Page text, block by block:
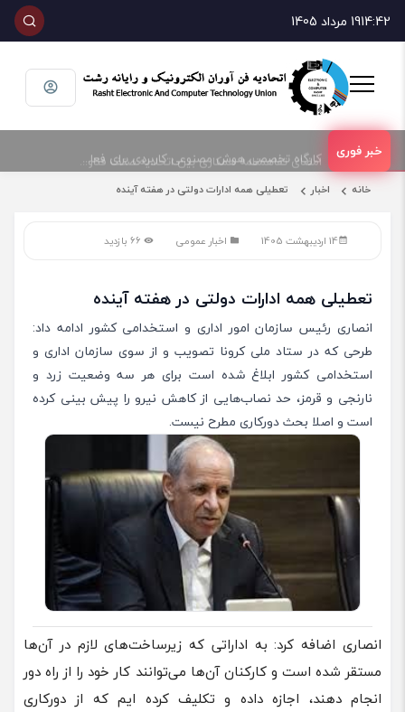
14:4219 مرداد 1405
کارگاه تخصصی هوش مصنوعی کاربردی برای فعالان حوزه فناوری و فروش تجهیزات الکترونیک و رایانه
خانه اخبار تعطیلی همه ادارات دولتی در هفته آینده
14 اردیبهشت 1405 اخبار عمومی
تعطیلی همه ادارات دولتی در هفته آینده
انصاری رئیس سازمان امور اداری و استخدامی کشور ادامه داد:
طرحی که در ستاد ملی کرونا تصویب و از سوی سازمان اداری و
استخدامی کشور ابلاغ شده است برای هر سه وضعیت زرد و
نارنجی و قرمز، حد نصاب‌هایی از کاهش نیرو را پیش بینی کرده
است و اصلا بحث دورکاری مطرح نیست.
انصاری اضافه کرد: به اداراتی که زیرساخت‌های لازم در آن‌ها
مستقر شده است و کارکنان آن‌ها می‌توانند کار خود را از راه دور
انجام دهند، اجازه داده و تکلیف کرده ایم که از دورکاری